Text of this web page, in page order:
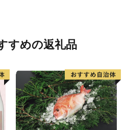
すめの返礼品